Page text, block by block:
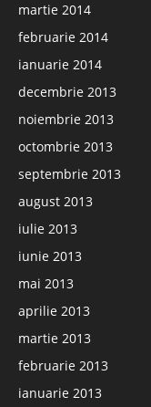
martie 2014
februarie 2014
ianuarie 2014
decembrie 2013
noiembrie 2013
octombrie 2013
septembrie 2013
august 2013
iulie 2013
iunie 2013
mai 2013
aprilie 2013
martie 2013
februarie 2013
ianuarie 2013